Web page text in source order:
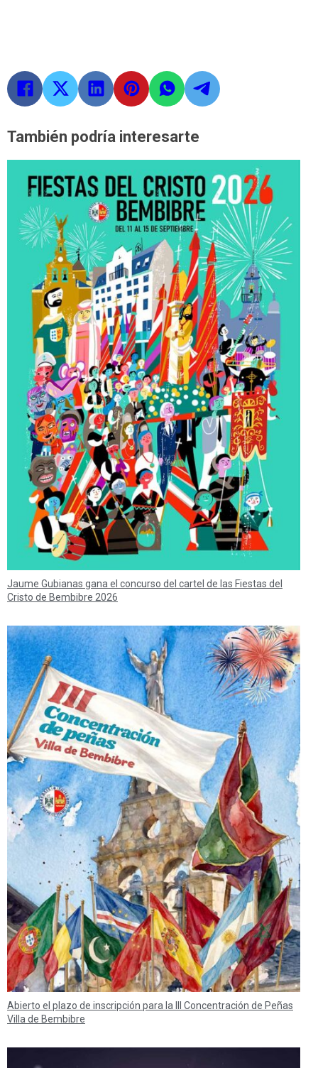
También podría interesarte
Jaume Gubianas gana el concurso del cartel de las Fiestas del
Cristo de Bembibre 2026
Abierto el plazo de inscripción para la III Concentración de Peñas
Villa de Bembibre